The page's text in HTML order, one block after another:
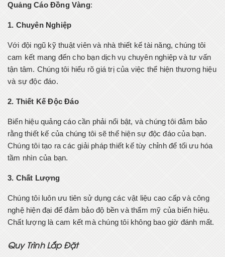
Quảng Cáo Đồng Vàng:
1. Chuyên Nghiệp
Với đội ngũ kỹ thuật viên và nhà thiết kế tài năng, chúng tôi
cam kết mang đến cho bạn dịch vụ chuyên nghiệp và tư vấn
tận tâm. Chúng tôi hiểu rõ giá trị của việc thể hiện thương hiệu
và sự độc đáo.
2. Thiết Kế Độc Đáo
Biển hiệu quảng cáo cần phải nổi bật, và chúng tôi đảm bảo
rằng thiết kế của chúng tôi sẽ thể hiện sự độc đáo của bạn.
Chúng tôi tạo ra các giải pháp thiết kế tùy chỉnh để tối ưu hóa
tầm nhìn của bạn.
3. Chất Lượng
Chúng tôi luôn ưu tiên sử dụng các vật liệu cao cấp và công
nghệ hiện đại để đảm bảo độ bền và thẩm mỹ của biển hiệu.
Chất lượng là cam kết mà chúng tôi không bao giờ đánh mất.
Quy Trình Lắp Đặt